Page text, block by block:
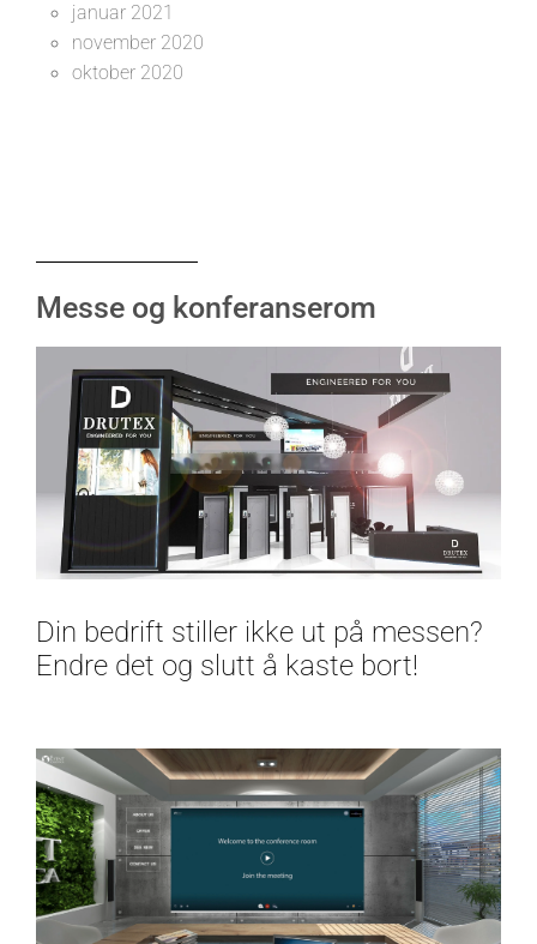
januar 2021
november 2020
oktober 2020
Messe og konferanserom
Din bedrift stiller ikke ut på messen?
Endre det og slutt å kaste bort!